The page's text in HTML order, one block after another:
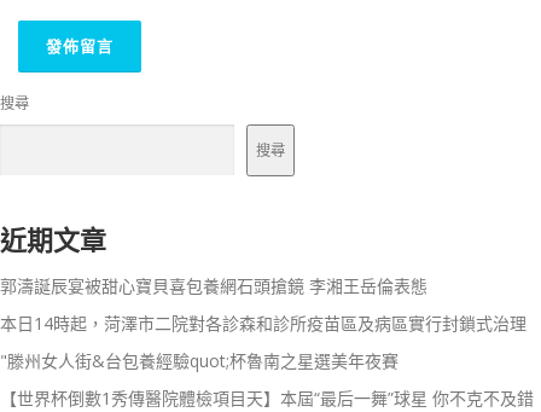
搜尋
搜尋
近期文章
郭濤誕辰宴被甜心寶貝喜包養網石頭搶鏡 李湘王岳倫表態
本日14時起，菏澤市二院對各診森和診所疫苗區及病區實行封鎖式治理
"滕州女人街&台包養經驗quot;杯魯南之星選美年夜賽
【世界杯倒數1秀傳醫院體檢項目天】本屆“最后一舞”球星 你不克不及錯